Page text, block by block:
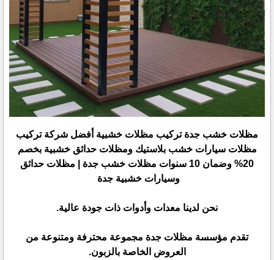
مظلات خشب جدة تركيب مظلات خشبية أفضل شركة تركيب
مظلات سيارات خشب بلاستيك ‏ومظلات حدائق خشبية بخصم
20% ‏وضمان 10 سنوات مظلات خشب جدة | مظلات حدائق
وسيارات خشبية جدة
نحن لدينا معدات وأدوات ذات جودة عالية.
تقدم مؤسسة مظلات جدة مجموعة محترفة ومتنوعة من
العروض الخاصة بالزبون.